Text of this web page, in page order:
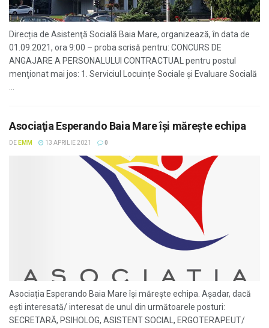
Direcția de Asistenţă Socială Baia Mare, organizează, în data de
01.09.2021, ora 9:00 – proba scrisă pentru: CONCURS DE
ANGAJARE A PERSONALULUI CONTRACTUAL pentru postul
menţionat mai jos: 1. Serviciul Locuințe Sociale și Evaluare Socială
Asociaţia Esperando Baia Mare își mărește echipa
DE EMM 13 APRILIE 2021 0
Asociația Esperando Baia Mare își mărește echipa. Așadar, dacă
ești interesată/ interesat de unul din următoarele posturi:
SECRETARĂ, PSIHOLOG, ASISTENT SOCIAL, ERGOTERAPEUT/